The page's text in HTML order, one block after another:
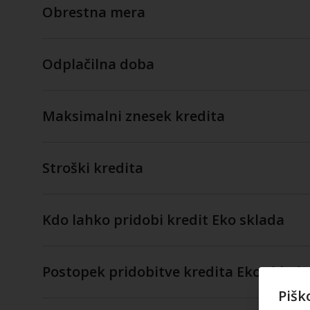
Obrestna mera
Odplačilna doba
Maksimalni znesek kredita
Stroški kredita
Kdo lahko pridobi kredit Eko sklada
Postopek pridobitve kredita Eko sklada